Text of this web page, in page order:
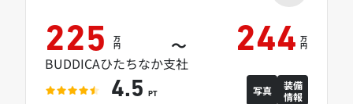
225 万
円 ～ 244 万
円
BUDDICAひたちなか支社
4.5 PT 写真
装備
情報